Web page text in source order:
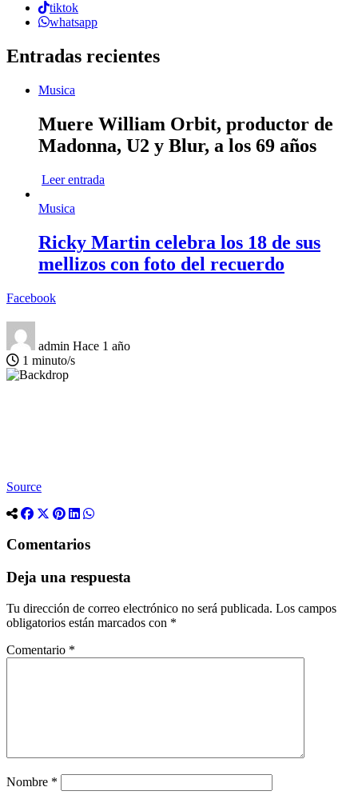
tiktok
whatsapp
Entradas recientes
Musica
Muere William Orbit, productor de
Madonna, U2 y Blur, a los 69 años
Leer entrada
Musica
Ricky Martin celebra los 18 de sus
mellizos con foto del recuerdo
Facebook
admin Hace 1 año
1 minuto/s
Source
Comentarios
Deja una respuesta
Tu dirección de correo electrónico no será publicada. Los campos
obligatorios están marcados con *
Comentario *
Nombre *